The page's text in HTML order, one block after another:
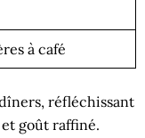
à café
réfléchissant
goût raffiné.